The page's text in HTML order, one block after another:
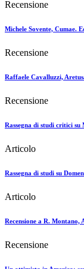
Recensione
Michele Sovente, Cumae.
Recensione
Raffaele Cavalluzzi,
Recensione
Rassegna di studi critici su
Articolo
Rassegna di studi su
Articolo
Recensione a R. Montano,
Recensione